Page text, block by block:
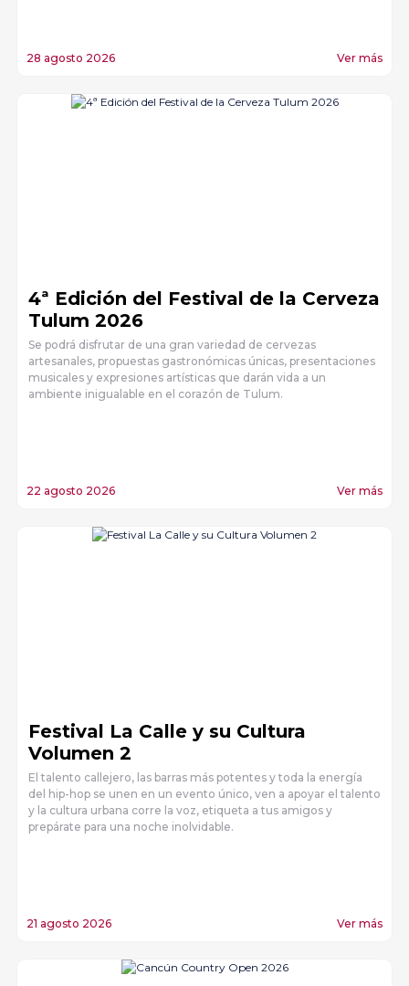
28 agosto 2026 Ver más
4ª Edición del Festival de la Cerveza
Tulum 2026
Se podrá disfrutar de una gran variedad de cervezas
artesanales, propuestas gastronómicas únicas, presentaciones
musicales y expresiones artísticas que darán vida a un
ambiente inigualable en el corazón de Tulum.
22 agosto 2026 Ver más
Festival La Calle y su Cultura
Volumen 2
El talento callejero, las barras más potentes y toda la energía
del hip-hop se unen en un evento único, ven a apoyar el talento
y la cultura urbana corre la voz, etiqueta a tus amigos y
prepárate para una noche inolvidable.
21 agosto 2026 Ver más